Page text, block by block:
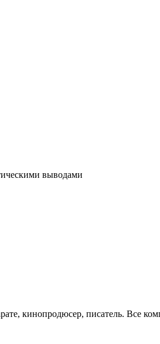
выводами
кинопродюсер, писатель. Все